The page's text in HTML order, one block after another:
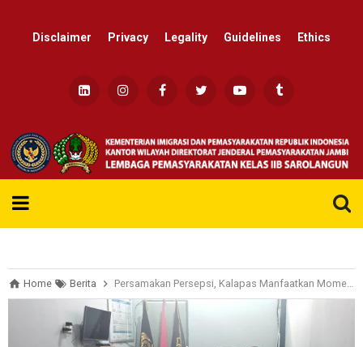
Disclaimer Privacy Legality Guidelines Ethics
Home Berita Persamakan Persepsi, Kalapas Manfaatkan Moment Kunjungan Bawaslu dan KPU di Lapas Sarolangun